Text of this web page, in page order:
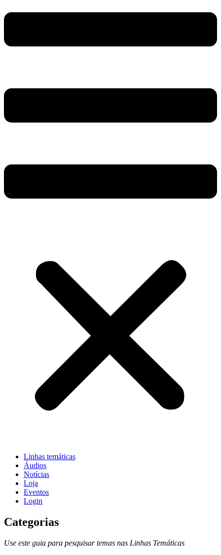
Linhas temáticas
Áudios
Notícias
Loja
Eventos
Login
Categorias
Use este guia para pesquisar temas nas Linhas Temáticas